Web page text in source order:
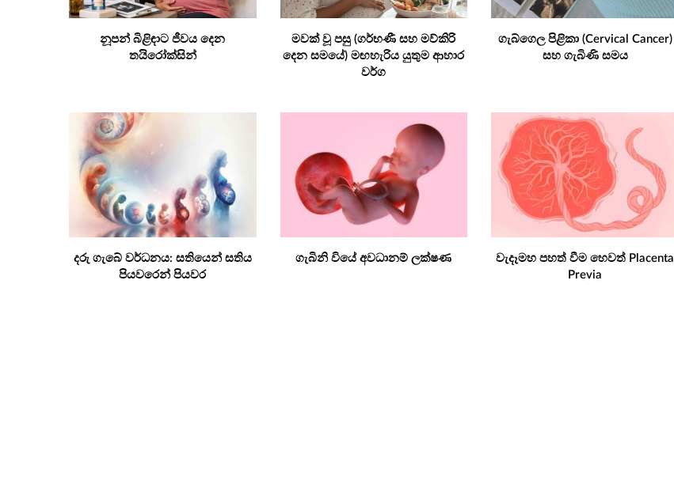
නූපන් බිළිඳාට ජීවය දෙන
තයිරෝක්සින්
මවක් වූ පසු (ගර්භණී සහ මව්කිරි
දෙන සමයේ) මඟහැරිය යුතුම ආහාර
වර්ග
ගැබ්ගෙල පිළිකා (Cervical Cancer)
සහ ගැබිණි සමය
දරු ගැබේ වර්ධනය: සතියෙන් සතිය
පියවරෙන් පියවර
ගැබිනි වියේ අවධානම් ලක්ෂණ
වැදෑමහ පහත් වීම හෙවත් Placenta
Previa